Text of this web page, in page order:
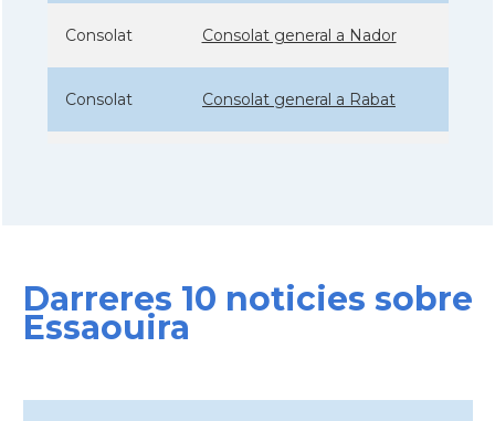
Consolat Consolat general a Nador
Consolat Consolat general a Rabat
Ambaixada Ambaixada espanyola a Marroc
* + ambaixades i consolats
Darreres 10 noticies sobre
Essaouira